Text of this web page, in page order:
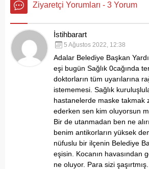
Ziyaretçi Yorumları - 3 Yorum
İstihbarart
5 Ağustos 2022, 12:38
Adalar Belediye Başkan
eşi bugün Sağlık 0cağında
doktorların tüm uyarılarına
istememesi. Sağlık
hastanelerde maske takmak
ederken sen kim oluyorsun
Bir de utanmadan ben ne
benim antikorların yüksek
nüfuslu bir ilçenin Belediye
eşisin. Kocanın havasından
ne oluyor. Para sizi